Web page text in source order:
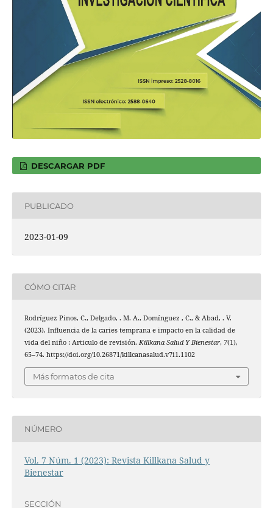
DESCARGAR PDF
PUBLICADO
2023-01-09
CÓMO CITAR
Rodríguez Pinos, C., Delgado, . M. A., Domínguez , C., & Abad, . V.
(2023). Influencia de la caries temprana e impacto en la calidad de
vida del niño : Articulo de revisión. Killkana Salud Y Bienestar, 7(1),
65–74. https://doi.org/10.26871/killcanasalud.v7i1.1102
Más formatos de cita
NÚMERO
Vol. 7 Núm. 1 (2023): Revista Killkana Salud y
Bienestar
SECCIÓN